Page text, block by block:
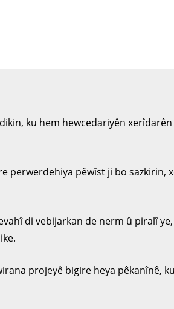
ku hem hewcedariyên
perwerdehiya pêwîst ji bo sazkirin,
di vebijarkan de nerm û piralî
projeyê bigire heya pêkanînê,